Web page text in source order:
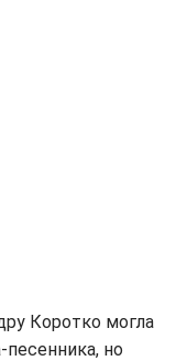
Коротко могла
но